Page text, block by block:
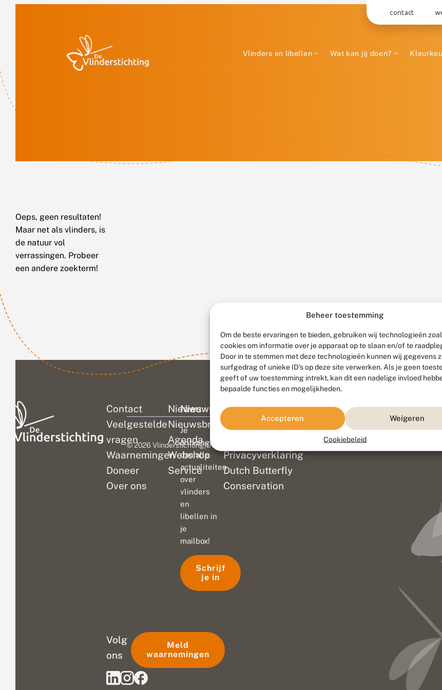
Beheer toestemming
Om de beste ervaringen te bieden, gebruiken wij technologieën
cookies om informatie over je apparaat op te slaan en/of te
Door in te stemmen met deze technologieën kunnen wij gegevens
surfgedrag of unieke ID's op deze site verwerken. Als je geen
geeft of uw toestemming intrekt, kan dit een nadelige invloed
bepaalde functies en mogelijkheden.
Accepteren Weigeren
Cookiebeleid
contact
Vlinders en libellen Wat kan jij doen?
Oeps, geen resultaten!
Maar net als vlinders, is
de natuur vol
verrassingen. Probeer
een andere zoekterm!
Contact
Veelgestelde
vragen
Waarnemingen
Doneer
Over ons
Nieuws
Nieuwsbrief
Agenda
Webshop
Service
Colofon
Disclaimer
Privacyverklaring
Dutch Butterfly
Conservation
Nieuwsbrief
Je
ontvangt
dan alle
actualiteiten
over
vlinders
en
libellen in
je
mailbox!
Schrijf
je in
Volg
ons
Meld
waarnemingen
© 2026 Vlinderstichting|Duurzaam ontwikkeld door Go2People, ontworpen door